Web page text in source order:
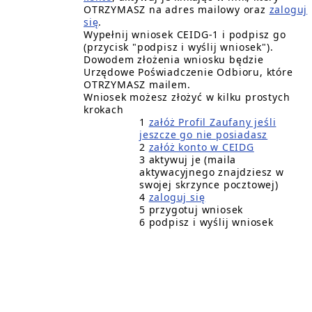
OTRZYMASZ na adres mailowy oraz zaloguj
się.
Wypełnij wniosek CEIDG-1 i podpisz go
(przycisk "podpisz i wyślij wniosek").
Dowodem złożenia wniosku będzie
Urzędowe Poświadczenie Odbioru, które
OTRZYMASZ mailem.
Wniosek możesz złożyć w kilku prostych
krokach
1 załóż Profil Zaufany jeśli
jeszcze go nie posiadasz
2 załóż konto w CEIDG
3 aktywuj je (maila
aktywacyjnego znajdziesz w
swojej skrzynce pocztowej)
4 zaloguj się
5 przygotuj wniosek
6 podpisz i wyślij wniosek